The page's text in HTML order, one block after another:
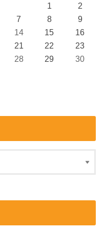
1
2
7 8
9
14 15
16
21 22
23
28 29
30